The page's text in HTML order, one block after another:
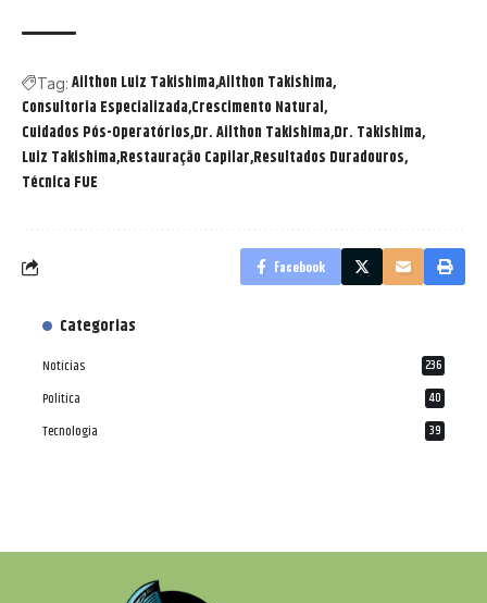
Tag: Ailthon Luiz TakishimaAilthon Takishima
Consultoria Especializada Crescimento Natural
Cuidados Pós-Operatórios Dr. Ailthon Takishima Dr. Takishima
Luiz Takishima Restauração Capilar Resultados Duradouros
Técnica FUE
Facebook
Categorias
Notícias 236
Política 40
Tecnologia 39